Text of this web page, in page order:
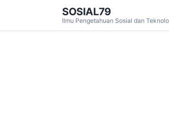
SOSIAL79
Ilmu Pengetahuan Sosial dan